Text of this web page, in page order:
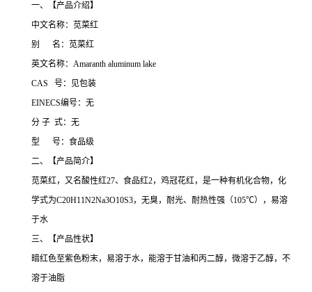
一、【产品介绍】
中文名称：苋菜红
别 名：苋菜红
英文名称：Amaranth aluminum lake
CAS 号：见包装
EINECS编号：无
分 子 式：无
型 号：食品级
二、【产品简介】
苋菜红，又名酸性红27、食品红2，鸡冠花红，是一种有机化合物，化
学式为C20H11N2Na3O10S3，无臭，耐光、耐热性强（105℃），易溶
于水
三、【产品性状】
暗红色至紫色粉末，易溶于水，能溶于甘油和丙二醇，微溶于乙醇，不
溶于油脂